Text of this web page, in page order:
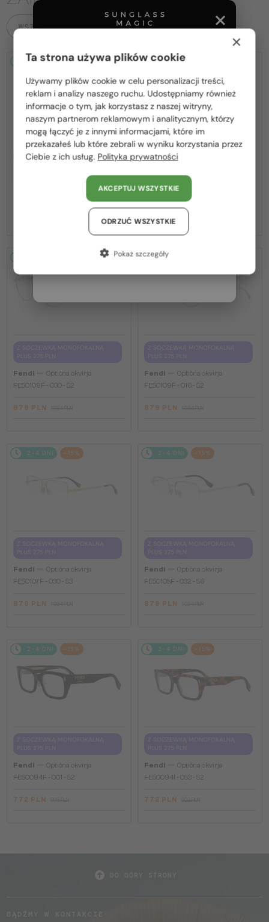
WSZYSTKIE PRODUKTY
2-4 DNI -15%
Z SOCZEWKĄ MONOFOKALNĄ
PLUS 275 PLN
Optična okvirja
2-4 DNI
Z SOCZEWKĄ MONOFOKALNĄ
PLUS 275 PLN
Fendi—Optična okvirja
FE50110F - 030 - 54
1 034 PLN
Fendi
Optična okvirja
FE50109F - 030 - 52
879 PLN
2-4 DNI
Fendi
Optična okvirja
FE50109F - 016 - 52
879 PLN
2-4 DNI -15%
Fendi
Optična okvirja
FE50107F - 030 - 53
879 PLN
2-4 DNI -15%
Fendi
Optična okvirja
FE50105F - 032 - 56
879 PLN
2-4 DNI -15%
Fendi
Optična okvirja
FE50094F - 001 - 52
772 PLN
2-4 DNI -15%
Fendi
Optična okvirja
FE50094I - 053 - 52
772 PLN
Proszę wybierz z listy odpowiedni dla Ciebie kraj:
Polska / PL
România / RO
Magyarország / HU
United Arab Emirates / EN
Austria / AT
Niemcy / DE
Włochy / IT
×
Ta strona używa plików cookie
Używamy plików cookie w celu personalizacji treści,
reklam i analizy naszego ruchu. Udostępniamy również
informacje o tym, jak korzystasz z naszej witryny,
naszym partnerom reklamowym i analitycznym, którzy
mogą łączyć je z innymi informacjami, które im
przekazałeś lub które zebrali w wyniku korzystania przez
Ciebie z ich usług. Polityka prywatności
AKCEPTUJ WSZYSTKIE
ODRZUĆ WSZYSTKIE
Pokaż szczegóły